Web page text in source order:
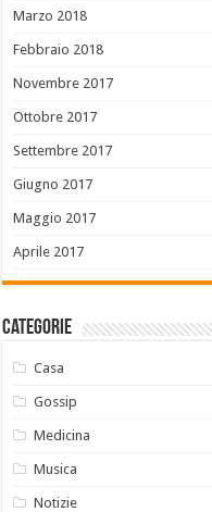
Marzo 2018
Febbraio 2018
Novembre 2017
Ottobre 2017
Settembre 2017
Giugno 2017
Maggio 2017
Aprile 2017
Categorie
Casa
Gossip
Medicina
Musica
Notizie